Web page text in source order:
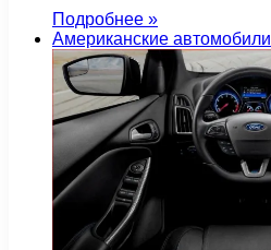
Подробнее »
Американские автомобили